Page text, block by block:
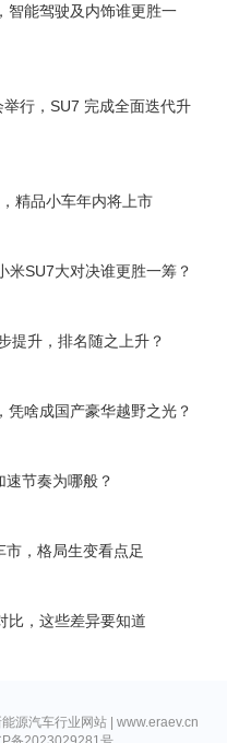
智能驾驶及内饰谁更胜一
行，SU7 完成全面迭代升
精品小车年内将上市
米SU7大对决谁更胜一筹？
提升，排名随之上升？
啥成国产豪华越野之光？
节奏为哪般？
，格局生变看点足
比，这些差异要知道
源汽车行业网站 | www.eraev.cn